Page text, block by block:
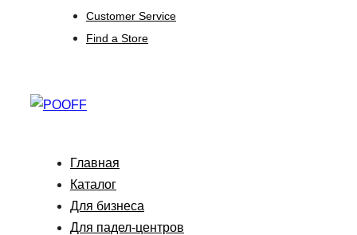
Customer Service
Find a Store
Главная
Каталог
Для бизнеса
Для падел-центров